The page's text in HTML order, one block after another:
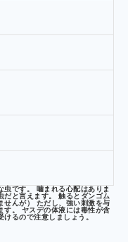
です。 噛まれる心配はありま
だと言えます。 触るとダンゴム
せんが） ただし、強い刺激を与
す。 ヤスデの体液には毒性が含
るので注意しましょう。